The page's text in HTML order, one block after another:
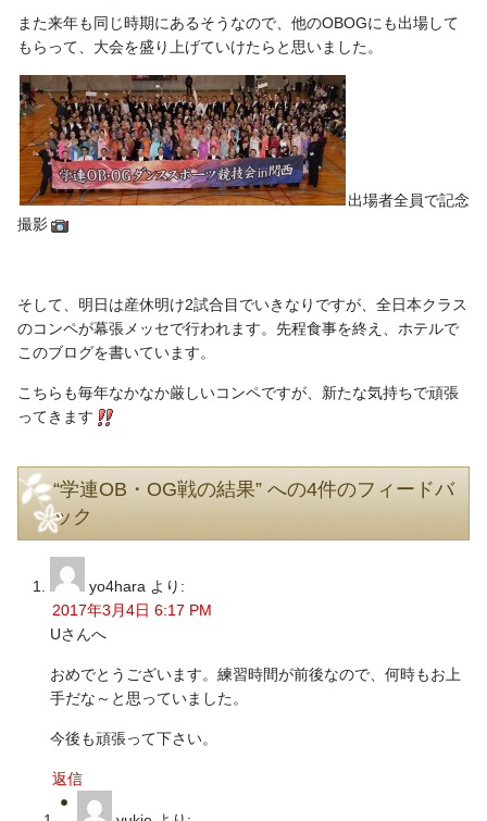
また来年も同じ時期にあるそうなので、他のOBOGにも出場して
もらって、大会を盛り上げていけたらと思いました。
出場者全員で記念
撮影
そして、明日は産休明け2試合目でいきなりですが、全日本クラス
のコンペが幕張メッセで行われます。先程食事を終え、ホテルで
このブログを書いています。
こちらも毎年なかなか厳しいコンペですが、新たな気持ちで頑張
ってきます
“学連OB・OG戦の結果” への4件のフィードバ
ック
yo4hara より:
2017年3月4日 6:17 PM
Uさんへ
おめでとうございます。練習時間が前後なので、何時もお上
手だな～と思っていました。
今後も頑張って下さい。
返信